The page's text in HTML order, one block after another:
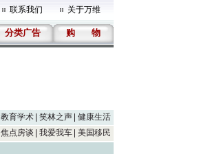
联系我们 关于万维
分类广告 购 物
教育学术 笑林之声
健康生活
焦点房谈 我爱我车 美国移民